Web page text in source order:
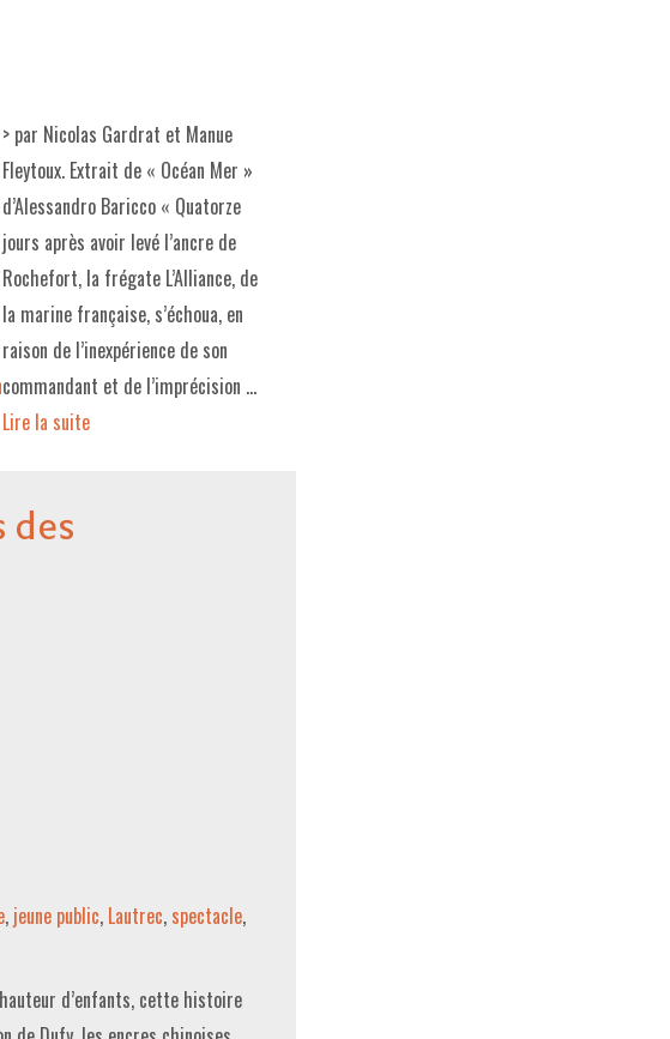
> par Nicolas Gardrat et Manue
Fleytoux. Extrait de « Océan Mer »
d’Alessandro Baricco « Quatorze
jours après avoir levé l’ancre de
Rochefort, la frégate L’Alliance, de
la marine française, s’échoua, en
raison de l’inexpérience de son
commandant et de l’imprécision …
Lire la suite­­
des
, jeune public, Lautrec, spectacle,
hauteur d’enfants, cette histoire